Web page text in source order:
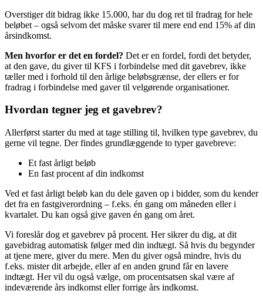
Overstiger dit bidrag ikke 15.000, har du dog ret til fradrag for hele
beløbet – også selvom det måske svarer til mere end end 15% af din
årsindkomst.
Men hvorfor er det en fordel? Det er en fordel, fordi det betyder,
at den gave, du giver til KFS i forbindelse med dit gavebrev, ikke
tæller med i forhold til den årlige beløbsgrænse, der ellers er for
fradrag i forbindelse med gaver til velgørende organisationer.
Hvordan tegner jeg et gavebrev?
Allerførst starter du med at tage stilling til, hvilken type gavebrev, du
gerne vil tegne. Der findes grundlæggende to typer gavebreve:
Et fast årligt beløb
En fast procent af din indkomst
Ved et fast årligt beløb kan du dele gaven op i bidder, som du kender
det fra en fastgiverordning – f.eks. én gang om måneden eller i
kvartalet. Du kan også give gaven én gang om året.
Vi foreslår dog et gavebrev på procent. Her sikrer du dig, at dit
gavebidrag automatisk følger med din indtægt. Så hvis du begynder
at tjene mere, giver du mere. Men du giver også mindre, hvis du
f.eks. mister dit arbejde, eller af en anden grund får en lavere
indtægt. Her vil du også vælge, om procentsatsen skal være af
indeværende års indkomst eller forrige års indkomst.